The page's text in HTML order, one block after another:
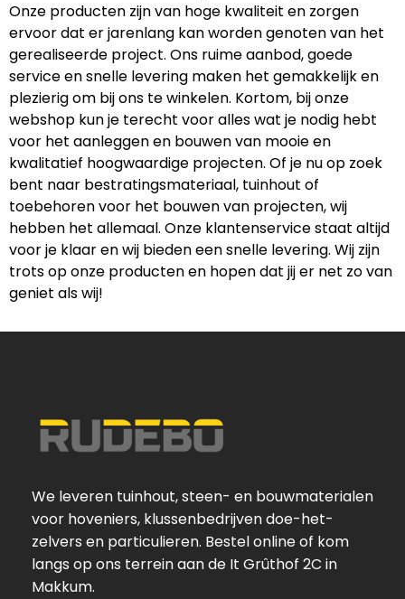
Onze producten zijn van hoge kwaliteit en zorgen
ervoor dat er jarenlang kan worden genoten van het
gerealiseerde project. Ons ruime aanbod, goede
service en snelle levering maken het gemakkelijk en
plezierig om bij ons te winkelen. Kortom, bij onze
webshop kun je terecht voor alles wat je nodig hebt
voor het aanleggen en bouwen van mooie en
kwalitatief hoogwaardige projecten. Of je nu op zoek
bent naar bestratingsmateriaal, tuinhout of
toebehoren voor het bouwen van projecten, wij
hebben het allemaal. Onze klantenservice staat altijd
voor je klaar en wij bieden een snelle levering. Wij zijn
trots op onze producten en hopen dat jij er net zo van
geniet als wij!
We leveren tuinhout, steen- en bouwmaterialen
voor hoveniers, klussenbedrijven doe-het-
zelvers en particulieren. Bestel online of kom
langs op ons terrein aan de It Grûthof 2C in
Makkum.